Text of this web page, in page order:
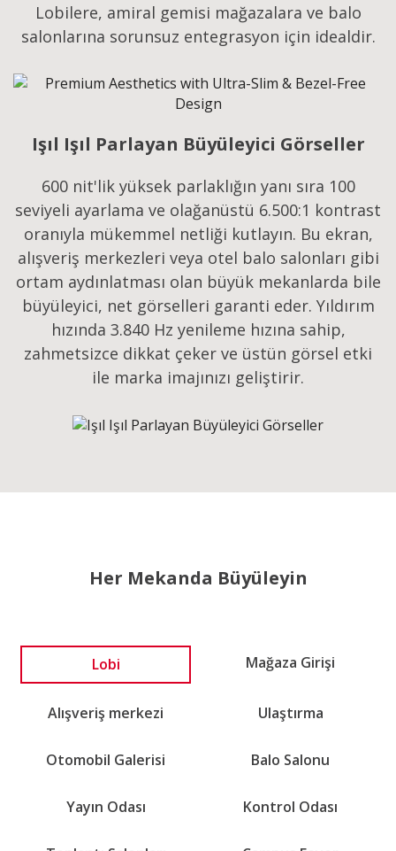
Lobilere, amiral gemisi mağazalara ve balo
salonlarına sorunsuz entegrasyon için idealdir.
Işıl Işıl Parlayan Büyüleyici Görseller
600 nit'lik yüksek parlaklığın yanı sıra 100
seviyeli ayarlama ve olağanüstü 6.500:1 kontrast
oranıyla mükemmel netliği kutlayın. Bu ekran,
alışveriş merkezleri veya otel balo salonları gibi
ortam aydınlatması olan büyük mekanlarda bile
büyüleyici, net görselleri garanti eder. Yıldırım
hızında 3.840 Hz yenileme hızına sahip,
zahmetsizce dikkat çeker ve üstün görsel etki
ile marka imajınızı geliştirir.
Her Mekanda Büyüleyin
Lobi Mağaza Girişi
Alışveriş merkezi Ulaştırma
Otomobil Galerisi Balo Salonu
Yayın Odası Kontrol Odası